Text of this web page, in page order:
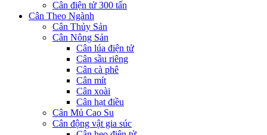
Cân điện tử 300 tấn
Cân Theo Ngành
Cân Thủy Sản
Cân Nông Sản
Cân lúa điện tử
Cân sầu riêng
Cân cà phê
Cân mít
Cân xoài
Cân hạt điều
Cân Mủ Cao Su
Cân động vật gia súc